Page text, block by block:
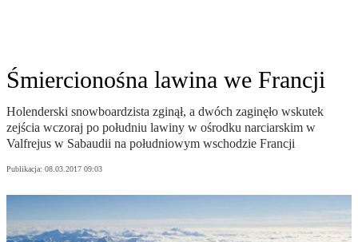
Śmiercionośna lawina we Francji
Holenderski snowboardzista zginął, a dwóch zaginęło wskutek
zejścia wczoraj po południu lawiny w ośrodku narciarskim w
Valfrejus w Sabaudii na południowym wschodzie Francji
Publikacja: 08.03.2017 09:03